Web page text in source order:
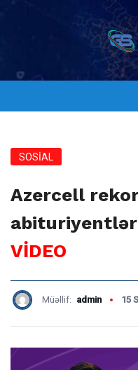
SOSİAL
Azercell
VİDEO
Müəllif: admin 15